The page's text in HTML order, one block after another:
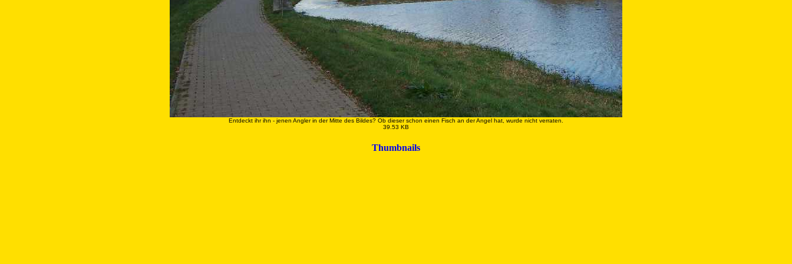
Entdeckt ihr ihn - jenen Angler in der Mitte des Bildes? Ob dieser schon einen Fisch an der Angel hat, wurde nicht verraten.
39.53 KB
Thumbnails